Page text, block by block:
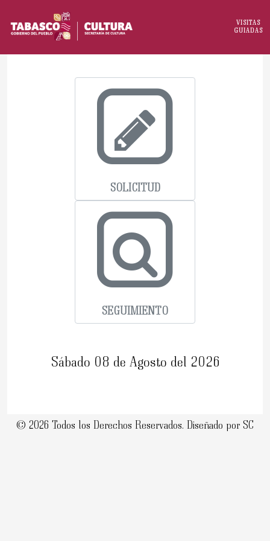
VISITAS
GUIADAS
SOLICITUD
SEGUIMIENTO
Sábado 08 de Agosto del 2026
© 2026 Todos los Derechos Reservados. Diseñado por SC